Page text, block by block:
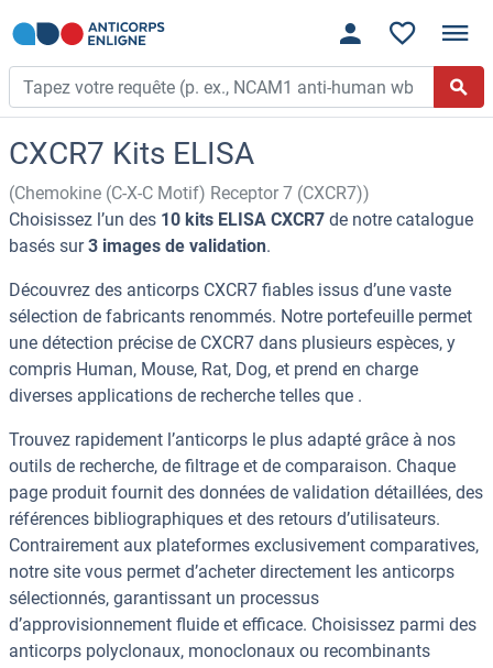
CXCR7 Kits ELISA
(Chemokine (C-X-C Motif) Receptor 7 (CXCR7))
Choisissez l’un des 10 kits ELISA CXCR7 de notre catalogue
basés sur3 images de validation.
Découvrez des anticorps CXCR7 fiables issus d’une vaste
sélection de fabricants renommés. Notre portefeuille permet
une détection précise de CXCR7 dans plusieurs espèces, y
compris Human, Mouse, Rat, Dog, et prend en charge
diverses applications de recherche telles que .
Trouvez rapidement l’anticorps le plus adapté grâce à nos
outils de recherche, de filtrage et de comparaison. Chaque
page produit fournit des données de validation détaillées, des
références bibliographiques et des retours d’utilisateurs.
Contrairement aux plateformes exclusivement comparatives,
notre site vous permet d’acheter directement les anticorps
sélectionnés, garantissant un processus
d’approvisionnement fluide et efficace. Choisissez parmi des
anticorps polyclonaux, monoclonaux ou recombinants